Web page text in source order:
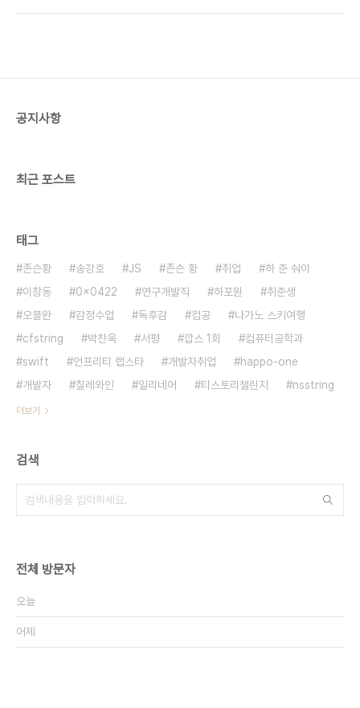
인턴 때가 생각난다. 인턴이라 일다운 일이 주어지지
공지사항
최근 포스트
태그
존슨황 송강호 JS 존슨 황 취업
하 준 숴이
이창동
0x0422 연구개발직 하포원
취준생
오블완
감정수업 독후감 컴공
나가노 스키여행
cfstring
박찬욱 서평 깝스 1회
컴퓨터공학과
swift
언프리티 랩스타 개발자취업
happo-one
개발자
칠레와인 일리네어 티스토리챌린지 nsstring
더보기
검색
전체 방문자
오늘
어제